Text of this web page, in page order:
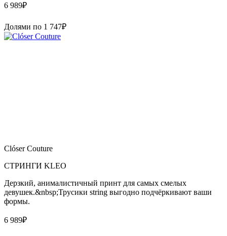
6 989₽
Долями по 1 747₽
Clóser Couture
СТРИНГИ KLEO
Дерзкий, анималистичный принт для самых смелых
девушек.&nbsp;Трусики string выгодно подчёркивают ваши
формы.
6 989₽